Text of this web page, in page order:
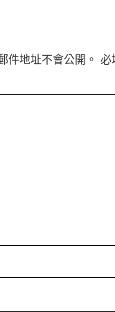
件地址不會公開。 必